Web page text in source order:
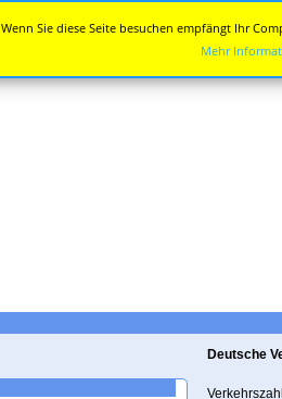
Deutsche
Wenn Sie diese Seite besuchen empfängt Ihr
Mehr